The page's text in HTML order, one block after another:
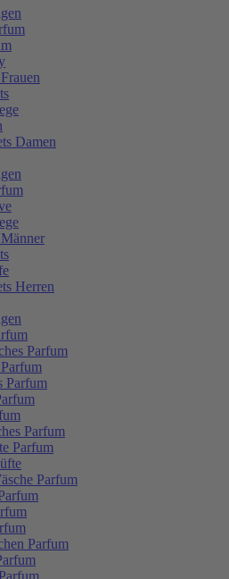
Damen
Herren
Parfum
Parfum
Parfum
Parfum
Parfum
Parfum